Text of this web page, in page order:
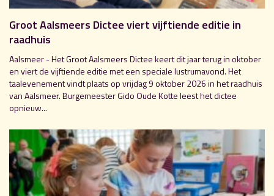
Groot Aalsmeers Dictee viert vijftiende editie in
raadhuis
Aalsmeer - Het Groot Aalsmeers Dictee keert dit jaar terug in oktober
en viert de vijftiende editie met een speciale lustrumavond. Het
taalevenement vindt plaats op vrijdag 9 oktober 2026 in het raadhuis
van Aalsmeer. Burgemeester Gido Oude Kotte leest het dictee
opnieuw...